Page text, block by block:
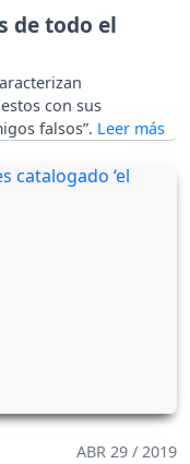
de todo el
con sus
falsos”.
ABR 29 / 2019